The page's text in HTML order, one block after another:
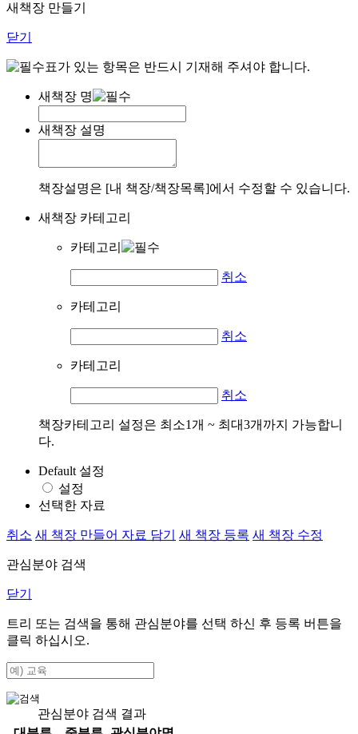
새책장 만들기
닫기
표가 있는 항목은 반드시 기재해 주셔야 합니다.
새책장 명
새책장 설명
책장설명은 [내 책장/책장목록]에서 수정할 수 있습니다.
새책장 카테고리
카테고리
취소
카테고리
취소
카테고리
취소
책장카테고리 설정은 최소1개 ~ 최대3개까지 가능합니
다.
Default 설정
설정
선택한 자료
취소 새 책장 만들어 자료 담기 새 책장 등록 새 책장 수정
관심분야 검색
닫기
트리 또는 검색을 통해 관심분야를 선택 하신 후 등록 버튼을
클릭 하십시오.
관심분야 검색 결과